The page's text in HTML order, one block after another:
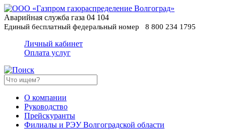
Аварийная служба газа 04 104
Единый бесплатный федеральный номер
8 800 234 1795
Личный кабинет
Оплата услуг
О компании
Руководство
Прейскуранты
Филиалы и РЭУ Волгоградской области